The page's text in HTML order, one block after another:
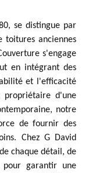
se distingue par
toitures anciennes
s'engage
en intégrant des
et l'efficacité
propriétaire d'une
notre
de fournir des
Chez G David
chaque détail, de
garantir une